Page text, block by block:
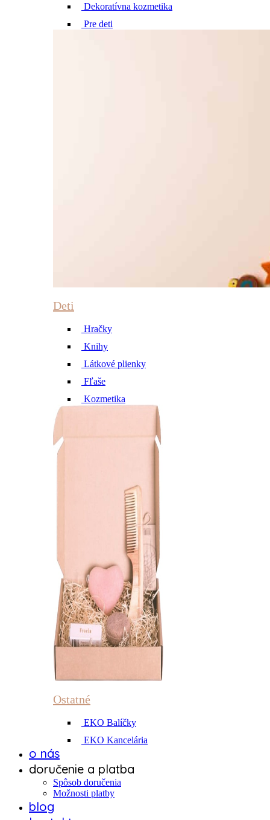
Dekoratívna kozmetika
Pre deti
Deti
Hračky
Knihy
Látkové plienky
Fľaše
Kozmetika
Ostatné
EKO Balíčky
EKO Kancelária
o nás
doručenie a platba
Spôsob doručenia
Možnosti platby
blog